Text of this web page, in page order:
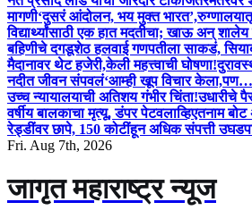
मागणी‘दुसरं आंदोलन, भय मुक्त
विद्यार्थ्यांसाठी एक हात मदतीचा; खाऊ अन्
बहिणीचे दगडूशेठ हलवाई गणपतीला साकडं,
मैदानावर थेट हजेरी,केली महत्त्वाची घोषणा!
नदीत जीवन संपवलं‘आम्ही खूप विचार
उच्च न्यायालयाची अतिशय गंभीर चिंता!उधारीचे
वर्षीय बालकाचा मृत्यू, डंपर पेटवलाव्हिएतनाम
रेड्डींवर छापे, 150 कोटींहून अधिक संपत्ती उघड
Fri. Aug 7th, 2026
जागृत महाराष्ट्र न्यूज